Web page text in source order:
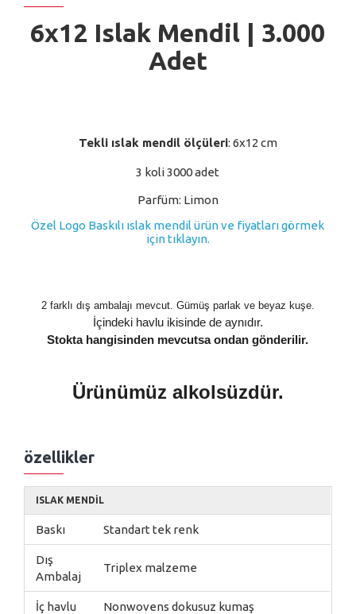
6x12 Islak Mendil | 3.000
Adet
Tekli ıslak mendil ölçüleri: 6x12 cm
3 koli 3000 adet
Parfüm: Limon
Özel Logo Baskılı ıslak mendil ürün ve fiyatları görmek
için tıklayın.
2 farklı dış ambalajı mevcut. Gümüş parlak ve beyaz kuşe.
İçindeki havlu ikisinde de aynıdır.
Stokta hangisinden mevcutsa ondan gönderilir.
Ürünümüz alkolsüzdür.
özellikler
ISLAK MENDIL
Baskı Standart tek renk
Dış
Ambalaj
Triplex malzeme
İç havlu Nonwovens dokusuz kumaş